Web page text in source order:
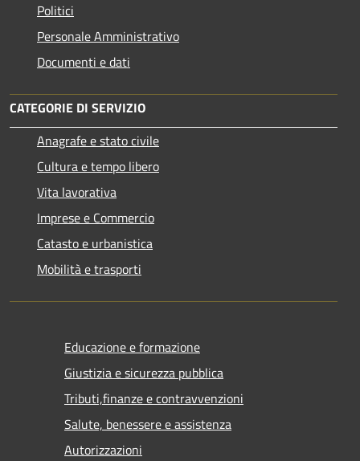
Politici
Personale Amministrativo
Documenti e dati
CATEGORIE DI SERVIZIO
Anagrafe e stato civile
Cultura e tempo libero
Vita lavorativa
Imprese e Commercio
Catasto e urbanistica
Mobilità e trasporti
Educazione e formazione
Giustizia e sicurezza pubblica
Tributi,finanze e contravvenzioni
Salute, benessere e assistenza
Autorizzazioni